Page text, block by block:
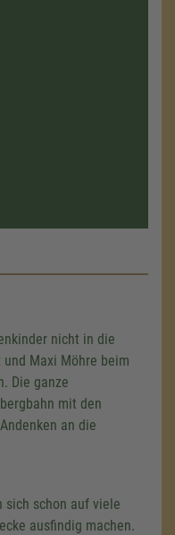
nicht in die
Maxi Möhre beim
Die ganze
mit den
an die
sich schon auf viele
ausfindig machen.